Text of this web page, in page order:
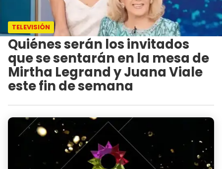
TELEVISIÓN
Quiénes serán los invitados
que se sentarán en la mesa de
Mirtha Legrand y Juana Viale
este fin de semana